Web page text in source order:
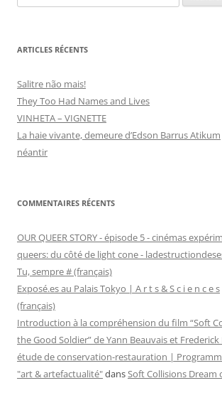
ARTICLES RÉCENTS
Salitre não mais!
They Too Had Names and Lives
VINHETA – VIGNETTE
La haie vivante, demeure d’Edson Barrus Atikum
néantir
COMMENTAIRES RÉCENTS
OUR QUEER STORY - épisode 5 - cinémas
queers: du côté de light cone -
Tu, sempre # (français)
Exposé.es au Palais Tokyo | A r t s & S c i e n c e s
(français)
Introduction à la compréhension du film “Soft
the Good Soldier” de Yann Beauvais et Frederick
étude de conservation-restauration |
"art & artefactualité"dansSoft Collisions Dream